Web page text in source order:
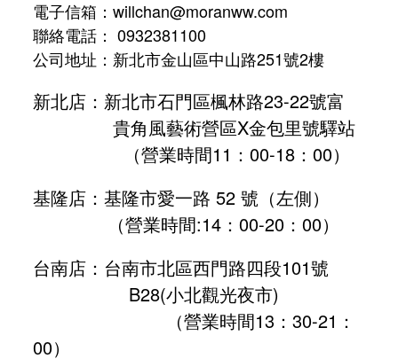
電子信箱：willchan@moranww.com
聯絡電話： 0932381100
公司地址：新北市金山區中山路251號2樓
新北店：新北市石門區楓林路23-22號富
貴角風藝術營區X金包里號驛站
（營業時間11：00-18：00）
基隆店：基隆市愛一路 52 號（左側）
（營業時間:14：00-20：00）
台南店：台南市北區西門路四段101號
B28(小北觀光夜市)
（營業時間13：30-21：
00）